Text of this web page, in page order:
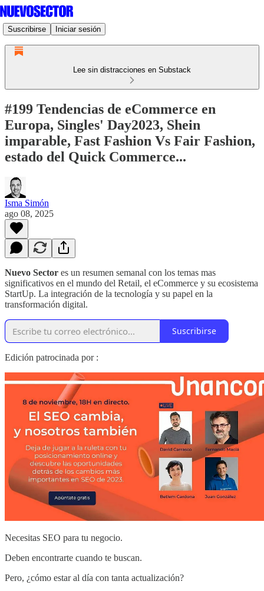
Suscribirse Iniciar sesión
Lee sin distracciones en Substack
#199 Tendencias de eCommerce en
Europa, Singles' Day2023, Shein
imparable, Fast Fashion Vs Fair Fashion,
estado del Quick Commerce...
Isma Simón
ago 08, 2025
Nuevo Sector es un resumen semanal con los temas mas
significativos en el mundo del Retail, el eCommerce y su ecosistema
StartUp. La integración de la tecnología y su papel en la
transformación digital.
Suscribirse
Edición patrocinada por :
Necesitas SEO para tu negocio.
Deben encontrarte cuando te buscan.
Pero, ¿cómo estar al día con tanta actualización?